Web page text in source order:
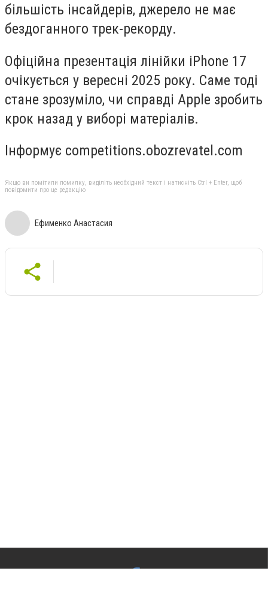
більшість інсайдерів, джерело не має
бездоганного трек-рекорду.
Офіційна презентація лінійки iPhone 17
очікується у вересні 2025 року. Саме тоді
стане зрозуміло, чи справді Apple зробить
крок назад у виборі матеріалів.
Інформує competitions.obozrevatel.com
Якщо ви помітили помилку, виділіть необхідний текст і натисніть Ctrl + Enter, щоб
повідомити про це редакцію
Ефименко Анастасия